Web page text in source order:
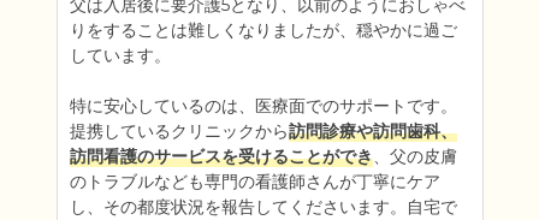
父は入居後に要介護5となり、以前のようにおしゃべ
りをすることは難しくなりましたが、穏やかに過ご
しています。
特に安心しているのは、医療面でのサポートです。
提携しているクリニックから訪問診療や訪問歯科、
訪問看護のサービスを受けることができ、父の皮膚
のトラブルなども専門の看護師さんが丁寧にケア
し、その都度状況を報告してくださいます。自宅で